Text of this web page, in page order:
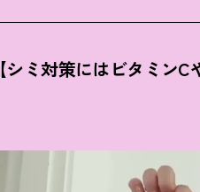
【シミ対策にはビタミン